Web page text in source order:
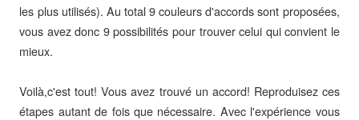
les plus utilisés). Au total 9 couleurs d'accords sont proposées,
vous avez donc 9 possibilités pour trouver celui qui convient le
mieux.
Voilà,c'est tout! Vous avez trouvé un accord! Reproduisez ces
étapes autant de fois que nécessaire. Avec l'expérience vous